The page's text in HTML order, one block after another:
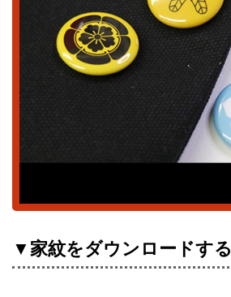
▼家紋をダウンロードする